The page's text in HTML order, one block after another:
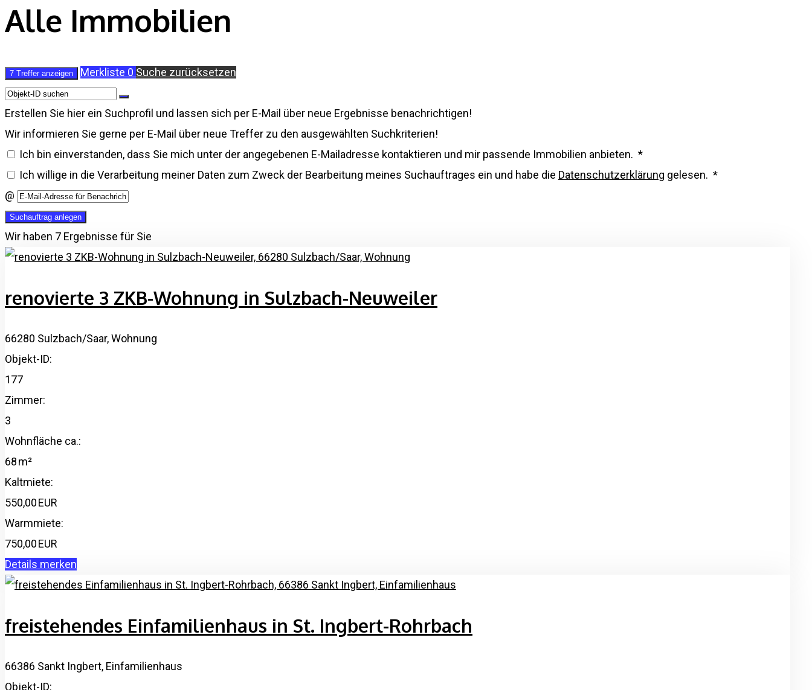
Alle Immobilien
7 Treffer anzeigen Merkliste 0 Suche zurücksetzen
Erstellen Sie hier ein Suchprofil und lassen sich per E-Mail über neue Ergebnisse benachrichtigen!
Wir informieren Sie gerne per E-Mail über neue Treffer zu den ausgewählten Suchkriterien!
Ich bin einverstanden, dass Sie mich unter der angegebenen E-Mailadresse kontaktieren und mir passende Immobilien anbieten. *
Ich willige in die Verarbeitung meiner Daten zum Zweck der Bearbeitung meines Suchauftrages ein und habe die Datenschutzerklärung gelesen. *
@
Suchauftrag anlegen
Wir haben 7 Ergebnisse für Sie
renovierte 3 ZKB-Wohnung in Sulzbach-Neuweiler
66280 Sulzbach/Saar, Wohnung
Objekt-ID:
177
Zimmer:
3
Wohnfläche ca.:
68 m²
Kaltmiete:
550,00 EUR
Warmmiete:
750,00 EUR
Details merken
freistehendes Einfamilienhaus in St. Ingbert-Rohrbach
66386 Sankt Ingbert, Einfamilienhaus
Objekt-ID: